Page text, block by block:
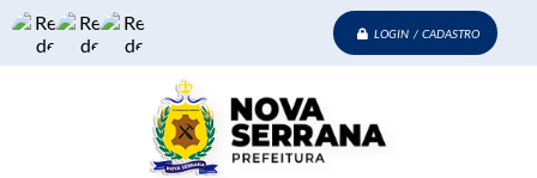
LOGIN / CADASTRO